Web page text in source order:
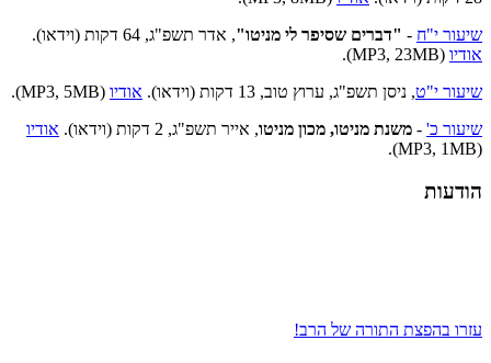
שיעור י"ח - "דברים שסיפר לי מניטו", אדר תשפ"ג, 64 דקות (וידאו).
אודיו (MP3, 23MB).
שיעור י"ט, ניסן תשפ"ג, ערוץ טוב, 13 דקות (וידאו). אודיו (MP3, 5MB).
שיעור כ' - משנת מניטו, מכון מניטו, אייר תשפ"ג, 2 דקות (וידאו).
אודיו
(MP3, 1MB).
הודעות
עזרו בהפצת התורה של הרב!